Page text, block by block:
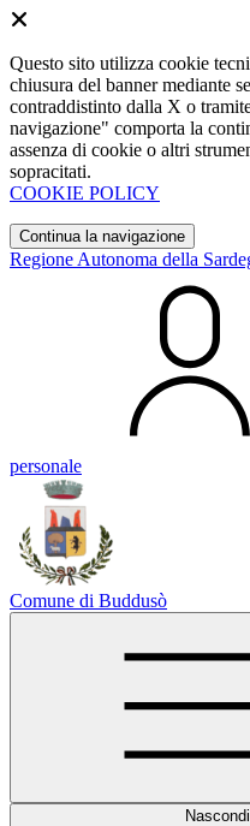
Questo sito utilizza cookie
chiusura del banner mediante
contraddistinto dalla X o
navigazione" comporta la
assenza di cookie o altri
sopracitati.
COOKIE POLICY
Continua la navigazione
Regione Autonoma della
personale
Comune di Buddusò